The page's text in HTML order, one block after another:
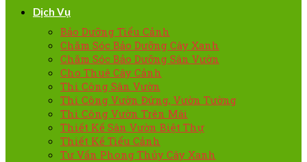
Dịch Vụ
Bảo Dưỡng Tiểu Cảnh
Chăm Sóc Bảo Dưỡng Cây Xanh
Chăm Sóc Bảo Dưỡng Sân Vườn
Cho Thuê Cây Cảnh
Thi Công Sân Vườn
Thi Công Vườn Đứng, Vườn Tường
Thi Công Vườn Trên Mái
Thiết Kế Sân Vườn Biệt Thự
Thiết Kế Tiểu Cảnh
Tư Vấn Phong Thủy Cây Xanh